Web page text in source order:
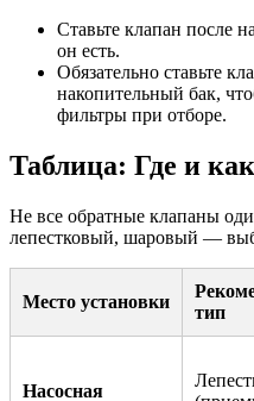
Ставьте клапан после
он есть.
Обязательно ставьте
накопительный бак,
фильтры при отборе.
Таблица: Где и
Не все обратные клапаны
лепестковый, шаровый —
Место установки
тип
Насосная